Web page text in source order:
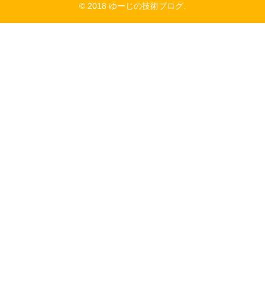
© 2018 ゆーじの技術ブログ.